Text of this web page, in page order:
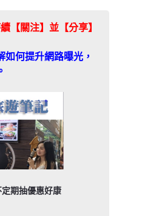
【關注】並【分享】
何提升網路曝光，
期抽優惠好康